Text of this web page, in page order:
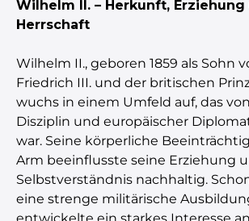
Wilhelm II. – Herkunft, Erziehung
Herrschaft
Wilhelm II., geboren 1859 als Sohn
Friedrich III. und der britischen
wuchs in einem Umfeld auf, das
Disziplin und europäischer
war. Seine körperliche
Arm beeinflusste seine Erziehung
Selbstverständnis nachhaltig.
eine strenge militärische
entwickelte ein starkes Interesse